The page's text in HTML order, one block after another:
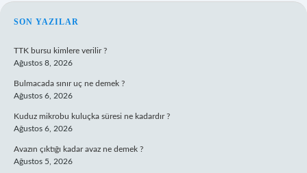
SIDEBAR
SON YAZILAR
TTK bursu kimlere verilir ?
Ağustos 8, 2026
Bulmacada sınır uç ne demek ?
Ağustos 6, 2026
Kuduz mikrobu kuluçka süresi ne kadardır ?
Ağustos 6, 2026
Avazın çıktığı kadar avaz ne demek ?
Ağustos 5, 2026